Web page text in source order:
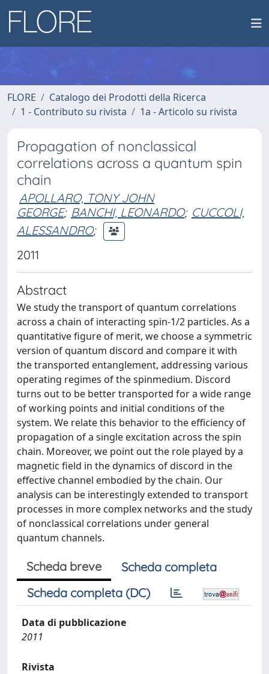
FLORE
Catalogo dei Prodotti della Ricerca
1 - Contributo su rivista
1a - Articolo su rivista
Propagation of nonclassical
correlations across a quantum spin
chain
APOLLARO, TONY JOHN
GEORGE; BANCHI, LEONARDO; CUCCOLI,
ALESSANDRO;
2011
Abstract
We study the transport of quantum correlations
across a chain of interacting spin-1/2 particles. As a
quantitative figure of merit, we choose a symmetric
version of quantum discord and compare it with
the transported entanglement, addressing various
operating regimes of the spinmedium. Discord
turns out to be better transported for a wide range
of working points and initial conditions of the
system. We relate this behavior to the efficiency of
propagation of a single excitation across the spin
chain. Moreover, we point out the role played by a
magnetic field in the dynamics of discord in the
effective channel embodied by the chain. Our
analysis can be interestingly extended to transport
processes in more complex networks and the study
of nonclassical correlations under general
quantum channels.
Scheda breve
Scheda completa
Scheda completa (DC)
Data di pubblicazione
2011
Rivista